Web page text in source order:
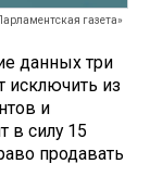
газета»
данных три
исключить из
и
в силу 15
продавать